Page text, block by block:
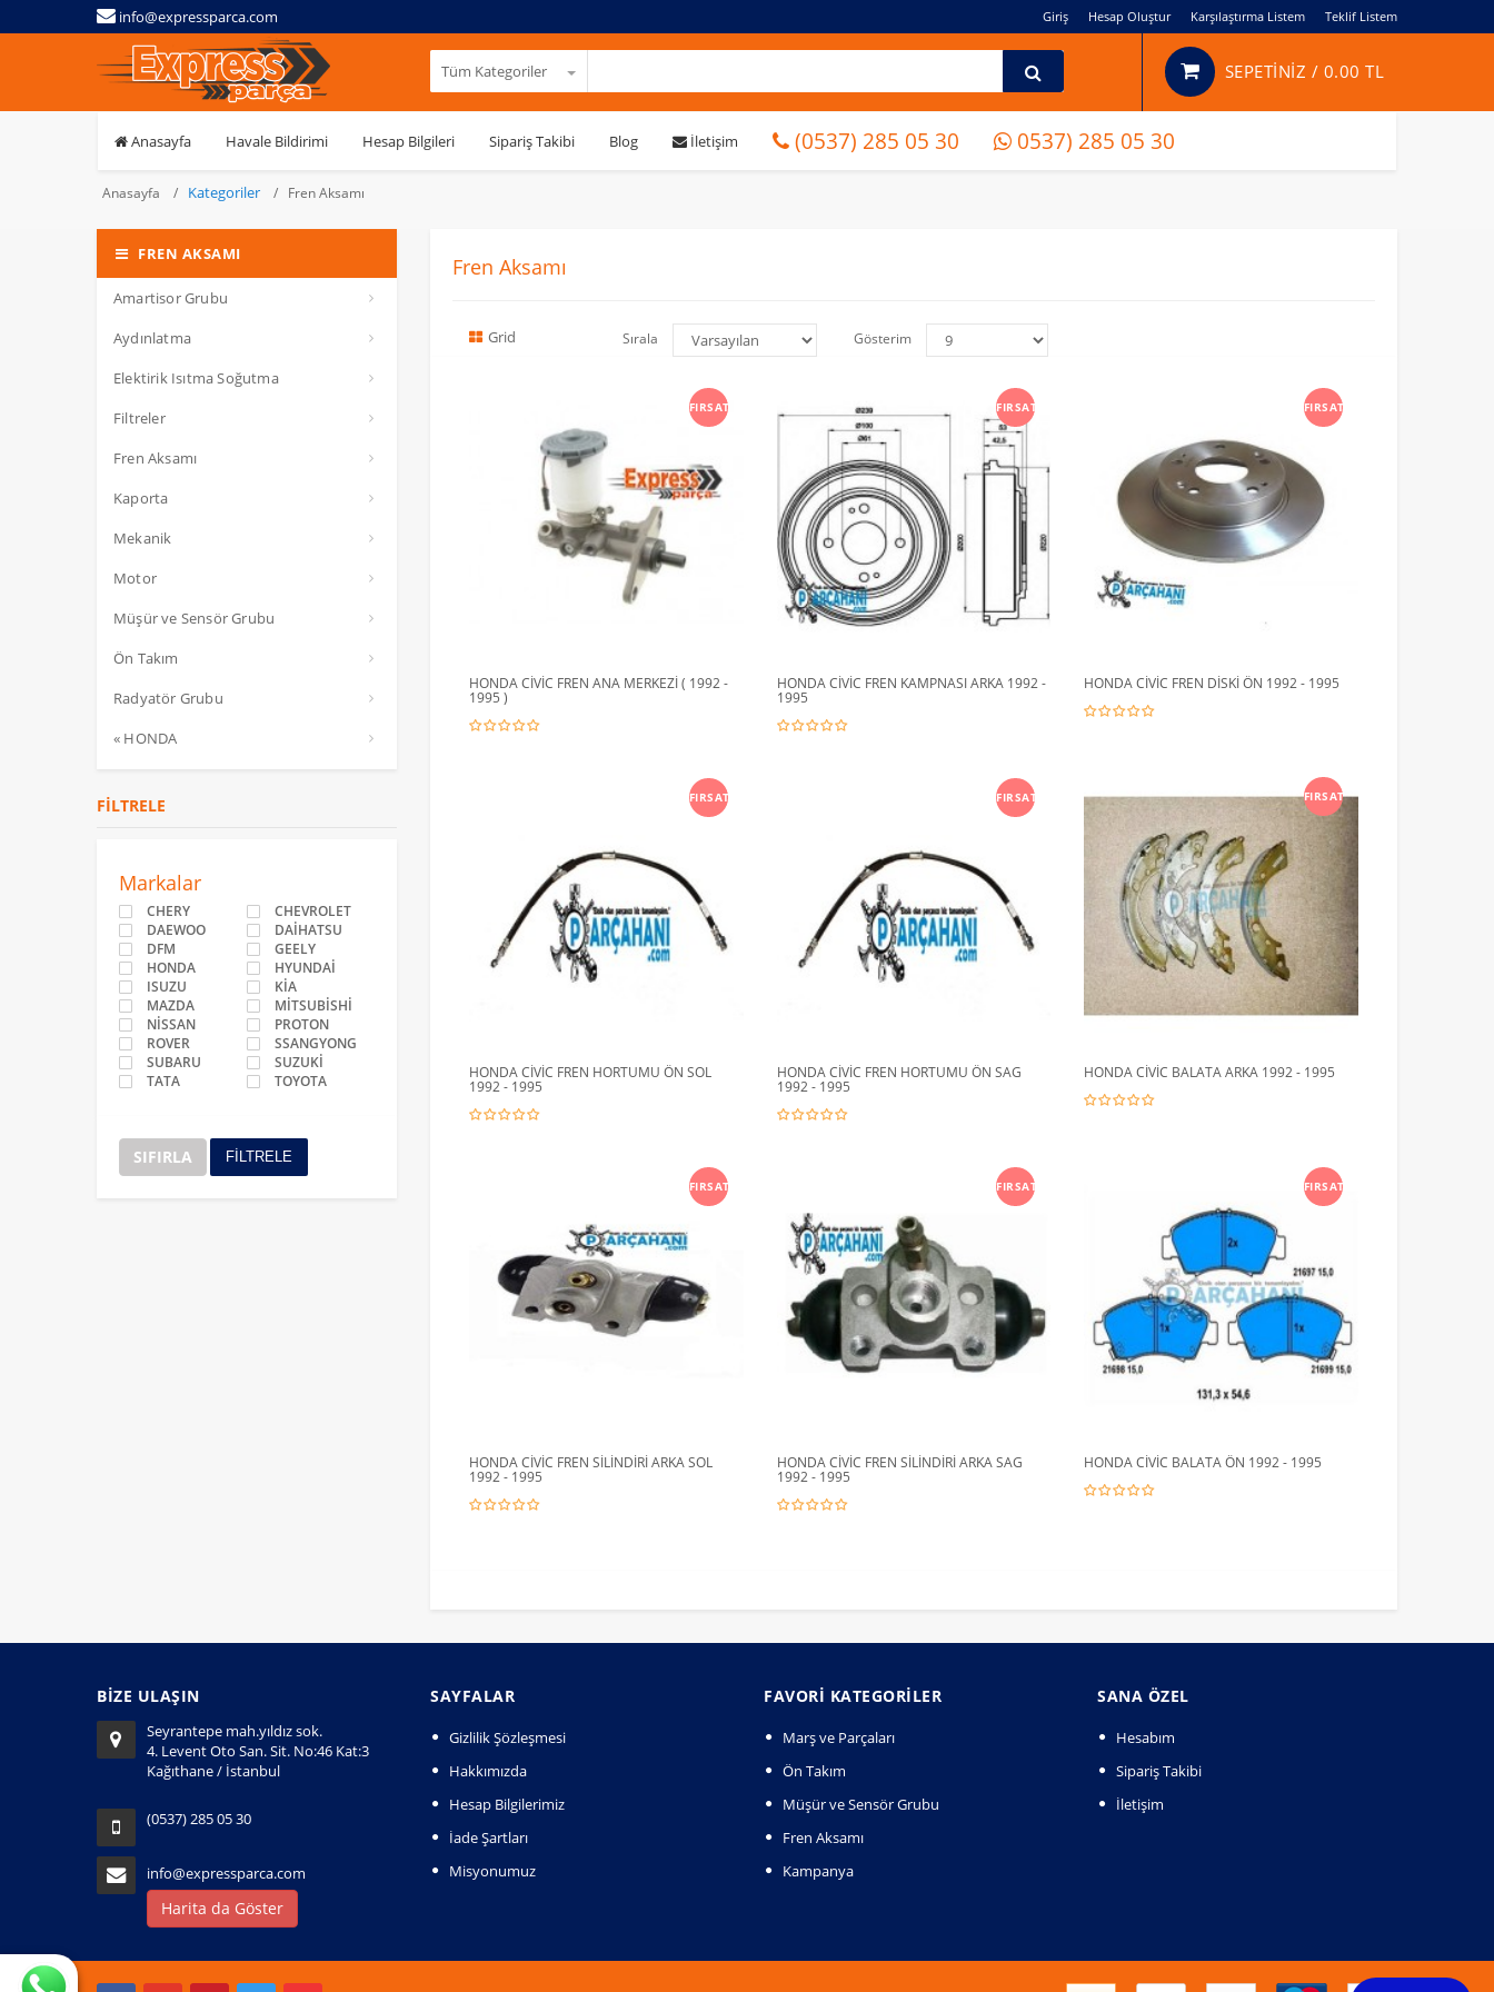
info@expressparca.com Giriş Hesap Oluştur Karşılaştırma Listem Teklif Listem
Tüm Kategoriler SEPETİNİZ / 0.00 TL
Anasayfa Havale Bildirimi Hesap Bilgileri Sipariş Takibi Blog İletişim (0537) 285 05 30 0537) 285 05 30
Anasayfa Kategoriler Fren Aksamı
FREN AKSAMI
Amartisor Grubu
Aydınlatma
Elektirik Isıtma Soğutma
Filtreler
Fren Aksamı
Kaporta
Mekanik
Motor
Müşür ve Sensör Grubu
Ön Takım
Radyatör Grubu
« HONDA
FILTRELE
Markalar
CHERY
CHEVROLET
DAEWOO
DAİHATSU
DFM
GEELY
HONDA
HYUNDAİ
ISUZU
KİA
MAZDA
MİTSUBİSHİ
NİSSAN
PROTON
ROVER
SSANGYONG
SUBARU
SUZUKİ
TATA
TOYOTA
SIFIRLA FİLTRELE
Fren Aksamı
Grid Sırala Gösterim
FIRSAT
HONDA CİVİC FREN ANA MERKEZİ ( 1992 -
1995 )
FIRSAT
HONDA CİVİC FREN KAMPNASI ARKA 1992 -
1995
FIRSAT
HONDA CİVİC FREN DİSKİ ÖN 1992 - 1995
FIRSAT
HONDA CİVİC FREN HORTUMU ÖN SOL
1992 - 1995
FIRSAT
HONDA CİVİC FREN HORTUMU ÖN SAG
1992 - 1995
FIRSAT
HONDA CİVİC BALATA ARKA 1992 - 1995
FIRSAT
HONDA CİVİC FREN SİLİNDİRİ ARKA SOL
1992 - 1995
FIRSAT
HONDA CİVİC FREN SİLİNDİRİ ARKA SAG
1992 - 1995
FIRSAT
HONDA CİVİC BALATA ÖN 1992 - 1995
BİZE ULAŞIN
Seyrantepe mah.yıldız sok.
4. Levent Oto San. Sit. No:46 Kat:3
Kağıthane / İstanbul
(0537) 285 05 30
info@expressparca.com
Harita da Göster
SAYFALAR
Gizlilik Şözleşmesi
Hakkımızda
Hesap Bilgilerimiz
İade Şartları
Misyonumuz
FAVORI KATEGORILER
Marş ve Parçaları
Ön Takım
Müşür ve Sensör Grubu
Fren Aksamı
Kampanya
SANA ÖZEL
Hesabım
Sipariş Takibi
İletişim